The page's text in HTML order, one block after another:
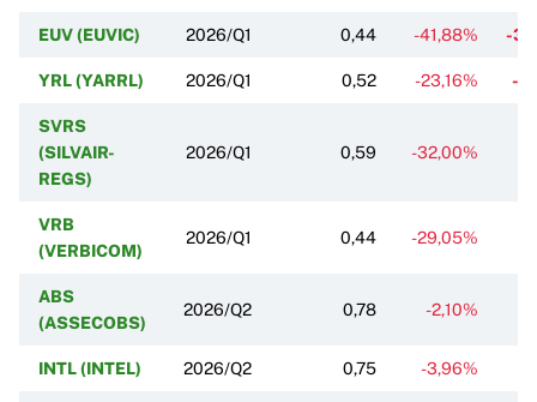
EUV (EUVIC) 2026/Q1 0,44 -41,88% -
YRL (YARRL) 2026/Q1 0,52 -23,16% -
SVRS
(SILVAIR-
REGS)
2026/Q1 0,59 -32,00%
VRB
(VERBICOM)
2026/Q1 0,44 -29,05%
ABS
(ASSECOBS)
2026/Q2 0,78 -2,10%
INTL (INTEL) 2026/Q2 0,75 -3,96%